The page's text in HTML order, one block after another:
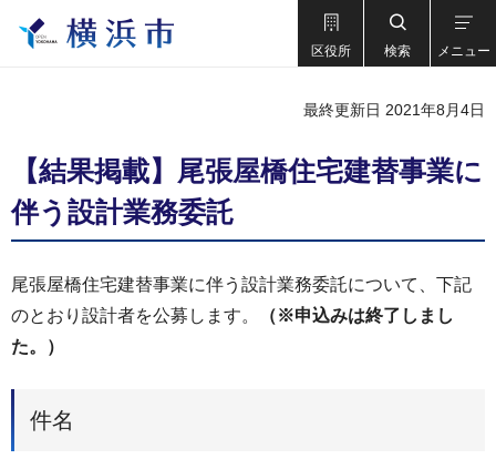
区役所 検索 メニュー
最終更新日 2021年8月4日
【結果掲載】尾張屋橋住宅建替事業に
伴う設計業務委託
尾張屋橋住宅建替事業に伴う設計業務委託について、下記
のとおり設計者を公募します。
（※申込みは終了しまし
た。）
件名